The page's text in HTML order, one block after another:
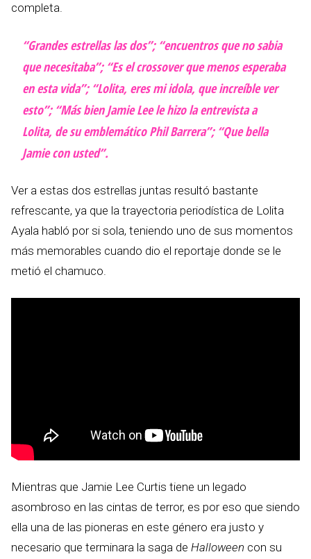
completa.
“Grandes estrellas las dos”; “encuentros que no sabia
que necesitaba”; “Es el crossover que menos esperaba
en esta vida”; “Lolita, eres mi idola, que increíble ver
esto”; “Más bien Jamie Lee le hizo la entrevista a
Lolita, de su emblemático Phil Barrera”; “Que bella
Jamie con usted”.
Ver a estas dos estrellas juntas resultó bastante
refrescante, ya que la trayectoria periodística de Lolita
Ayala habló por si sola, teniendo uno de sus momentos
más memorables cuando dio el reportaje donde se le
metió el chamuco.
Mientras que Jamie Lee Curtis tiene un legado
asombroso en las cintas de terror, es por eso que siendo
ella una de las pioneras en este género era justo y
necesario que terminara la saga de Halloween con su